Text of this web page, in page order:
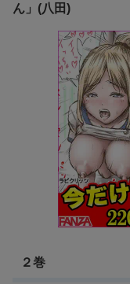
ん」(八田)
２巻